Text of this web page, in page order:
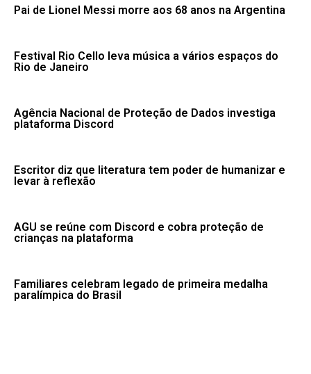
Pai de Lionel Messi morre aos 68 anos na Argentina
Festival Rio Cello leva música a vários espaços do
Rio de Janeiro
Agência Nacional de Proteção de Dados investiga
plataforma Discord
Escritor diz que literatura tem poder de humanizar e
levar à reflexão
AGU se reúne com Discord e cobra proteção de
crianças na plataforma
Familiares celebram legado de primeira medalha
paralímpica do Brasil